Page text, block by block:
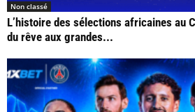
Non classé
L’histoire des sélections africaines au
du rêve aux grandes...